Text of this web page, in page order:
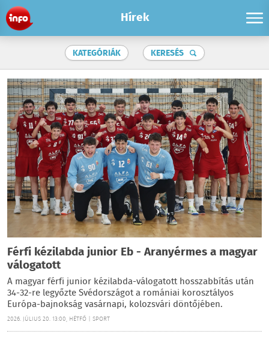
Hírek
KATEGÓRIÁK KERESÉS
Férfi kézilabda junior Eb - Aranyérmes a magyar
válogatott
A magyar férfi junior kézilabda-válogatott hosszabbítás után
34-32-re legyőzte Svédországot a romániai korosztályos
Európa-bajnokság vasárnapi, kolozsvári döntőjében.
2026. JÚLIUS 20. 13:00, HÉTFŐ | SPORT